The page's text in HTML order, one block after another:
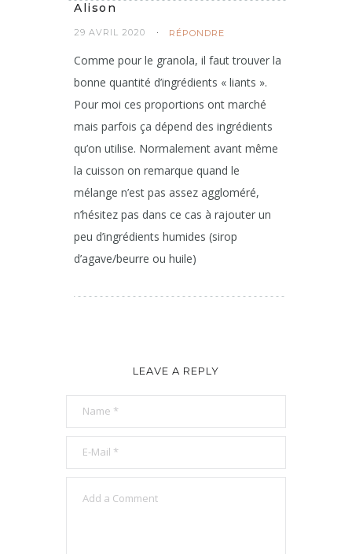
Alison
29 AVRIL 2020 RÉPONDRE
Comme pour le granola, il faut trouver la
bonne quantité d’ingrédients « liants ».
Pour moi ces proportions ont marché
mais parfois ça dépend des ingrédients
qu’on utilise. Normalement avant même
la cuisson on remarque quand le
mélange n’est pas assez aggloméré,
n’hésitez pas dans ce cas à rajouter un
peu d’ingrédients humides (sirop
d’agave/beurre ou huile)
LEAVE A REPLY